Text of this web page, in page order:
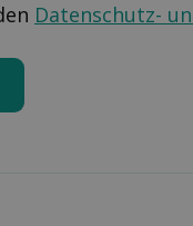
Datenschutz-